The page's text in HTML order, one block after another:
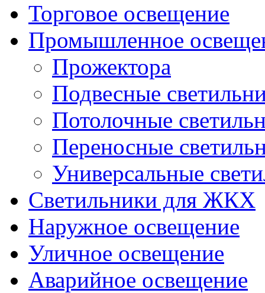
Торговое освещение
Промышленное
Прожектора
Подвесные
Потолочные
Переносные
Универсальные
Светильники для ЖКХ
Наружное освещение
Уличное освещение
Аварийное освещение